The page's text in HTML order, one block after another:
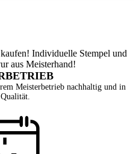
Meisterbetrieb nachhaltig und in